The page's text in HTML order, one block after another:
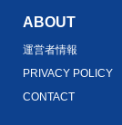
ABOUT
運営者情報
PRIVACY POLICY
CONTACT